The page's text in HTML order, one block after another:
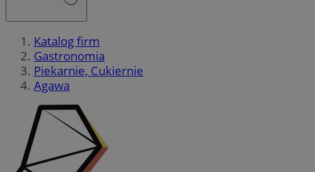
Katalog firm
Gastronomia
Piekarnie, Cukiernie
Agawa